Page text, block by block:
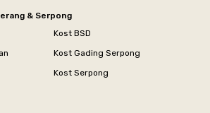
& Serpong
Kost BSD
Kost Gading Serpong
Kost Serpong